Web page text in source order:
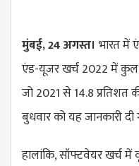
मुंबई, 24 अगस्त। भारत में
एंड-यूजर खर्च 2022 में कुल
जो 2021 से 14.8 प्रतिशत
बुधवार को यह जानकारी दी
हालांकि, सॉफ्टवेयर खर्च